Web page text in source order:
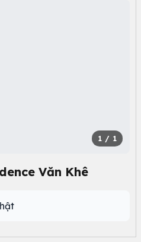
1 / 1
Văn Khê